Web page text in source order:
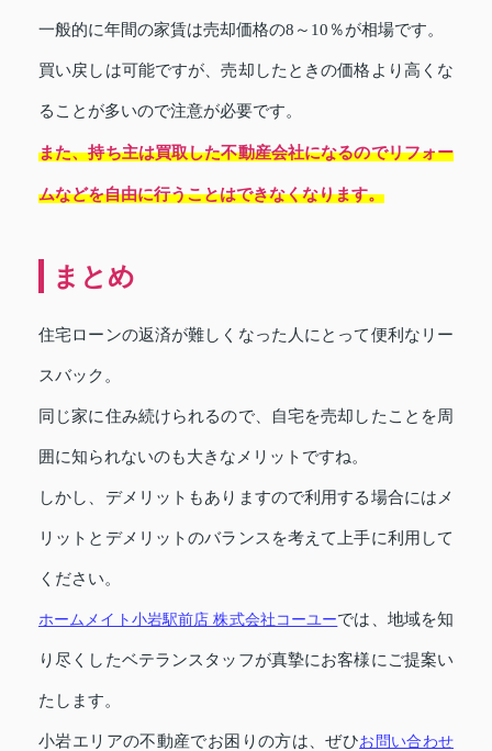
一般的に年間の家賃は売却価格の8～10％が相場です。
買い戻しは可能ですが、売却したときの価格より高くな
ることが多いので注意が必要です。
また、持ち主は買取した不動産会社になるのでリフォー
ムなどを自由に行うことはできなくなります。
まとめ
住宅ローンの返済が難しくなった人にとって便利なリー
スバック。
同じ家に住み続けられるので、自宅を売却したことを周
囲に知られないのも大きなメリットですね。
しかし、デメリットもありますので利用する場合にはメ
リットとデメリットのバランスを考えて上手に利用して
ください。
ホームメイト小岩駅前店 株式会社コーユーでは、地域を知
り尽くしたベテランスタッフが真摯にお客様にご提案い
たします。
小岩エリアの不動産でお困りの方は、ぜひお問い合わせ